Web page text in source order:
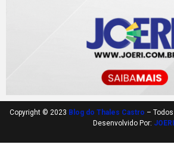
Copyright © 2023 Blog do Thales Castro –
Desenvolvido Por: JOERI